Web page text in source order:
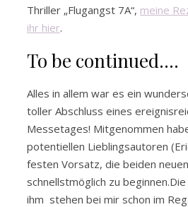
Thriller „Flugangst 7A“, meine
ihr hier.
To be continued….
Alles in allem war es ein
toller Abschluss eines
Messetages! Mitgenommen
potentiellen Lieblingsautoren
festen Vorsatz, die beiden
schnellstmöglich zu
ihm stehen bei mir schon im